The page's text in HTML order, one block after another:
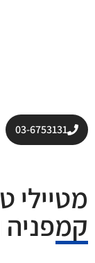
03-6753131
מטיילי
קמפניה